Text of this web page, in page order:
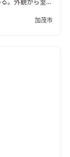
。外観から室内
加茂市